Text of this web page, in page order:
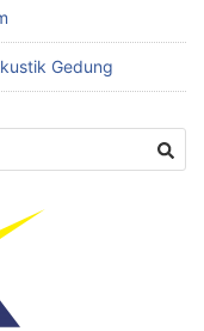
Gedung